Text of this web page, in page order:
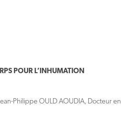
POUR L’INHUMATION
Philippe OULD AOUDIA, Docteur en